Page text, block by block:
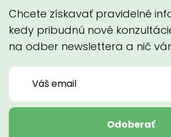
Chcete získavať pravidelné
kedy pribudnú nové
na odber newslettera a nič
Odoberať